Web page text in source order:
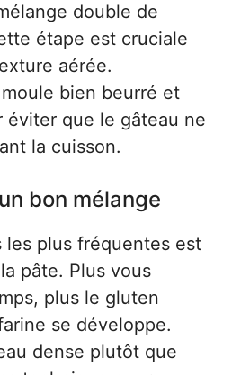
double de
étape est cruciale
aérée.
bien beurré et
éviter que le gâteau ne
la cuisson.
bon mélange
les plus fréquentes est
pâte. Plus vous
plus le gluten
se développe.
dense plutôt que